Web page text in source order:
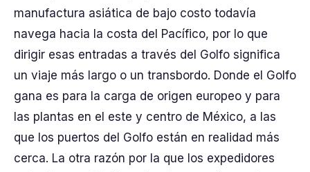
manufactura asiática de bajo costo todavía
navega hacia la costa del Pacífico, por lo que
dirigir esas entradas a través del Golfo significa
un viaje más largo o un transbordo. Donde el Golfo
gana es para la carga de origen europeo y para
las plantas en el este y centro de México, a las
que los puertos del Golfo están en realidad más
cerca. La otra razón por la que los expedidores